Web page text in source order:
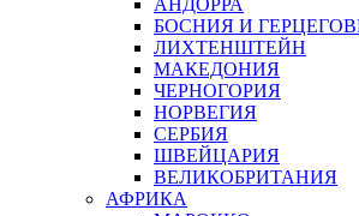
АНДОРРА
БОСНИЯ И
ЛИХТЕНШТЕЙН
МАКЕДОНИЯ
ЧЕРНОГОРИЯ
НОРВЕГИЯ
СЕРБИЯ
ШВЕЙЦАРИЯ
ВЕЛИКОБРИТАНИЯ
АФРИКА